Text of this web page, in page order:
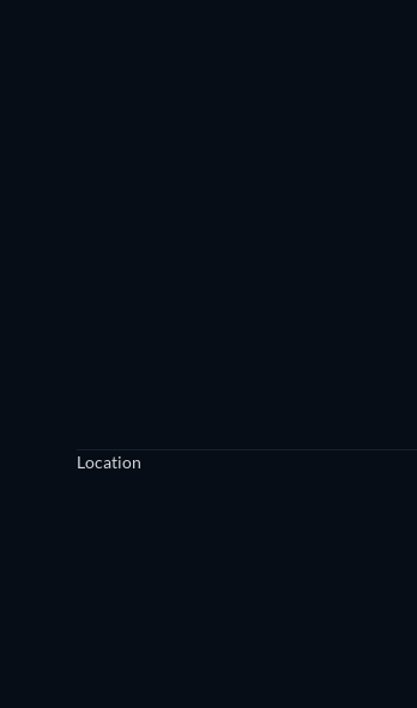
Location